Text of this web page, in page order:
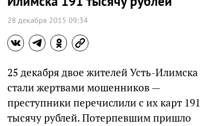
28 декабря 2015 09:34
25 декабря двое жителей Усть-Илимска
стали жертвами мошенников —
преступники перечислили с их карт 191
тысячу рублей. Потерпевшим пришло